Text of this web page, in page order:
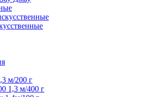
м/200 г
1,3 м/400 г